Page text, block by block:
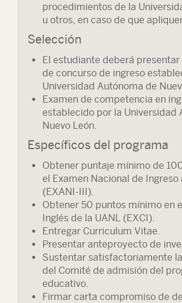
procedimientos de la
u otros, en caso de que
Selección
El estudiante deberá presentar
de concurso de ingreso
Universidad Autónoma de
Examen de competencia en
establecido por la Universidad
Nuevo León.
Específicos del programa
Obtener puntaje mínimo de
el Examen Nacional de Ingreso
(EXANI-III).
Obtener 50 puntos mínimo en
Inglés de la UANL (EXCI).
Entregar Curriculum Vitae.
Presentar anteproyecto de
Sustentar satisfactoriamente
del Comité de admisión del
educativo.
Firmar carta compromiso de